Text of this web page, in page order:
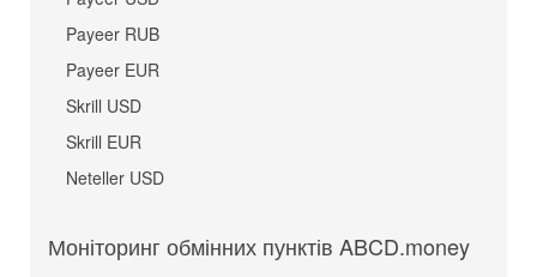
Payeer RUB
Payeer EUR
Skrill USD
Skrill EUR
Neteller USD
Моніторинг обмінних пунктів ABCD.money